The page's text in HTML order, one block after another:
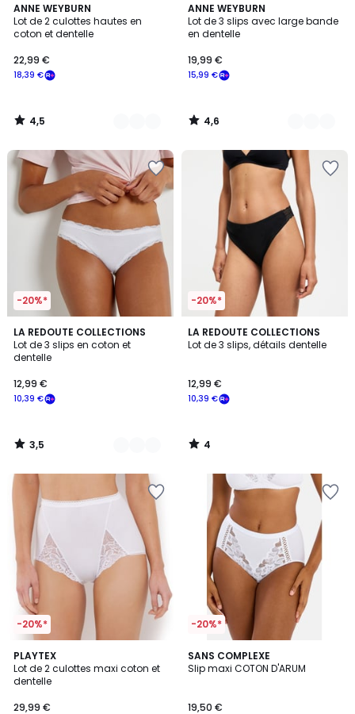
ANNE WEYBURN
Lot de 2 culottes hautes en
coton et dentelle
€
souscrivez
notre
programme
payer
la
place
18,39 €
22,99 €
4,5
/ 5
2
Couleurs
4,5
/
ANNE WEYBURN
Lot de 3 slips avec large bande
en dentelle
15,99 €
19,99 €
4,6
/ 5
2
Couleurs
4,6
/
-20%*
LA REDOUTE COLLECTIONS
Lot de 3 slips en coton et
dentelle
10,39 €
12,99 €
3,5
/ 5
3
Couleurs
3,5
/
-20%*
LA REDOUTE COLLECTIONS
Lot de 3 slips, détails dentelle
10,39 €
12,99 €
4
/
4
/
-20%*
PLAYTEX
Lot de 2 culottes maxi coton et
dentelle
29,99 €
4,4
/ 5
-20%*
SANS COMPLEXE
Slip maxi COTON D'ARUM
19,50 €
4,6
/ 5
2
Couleurs